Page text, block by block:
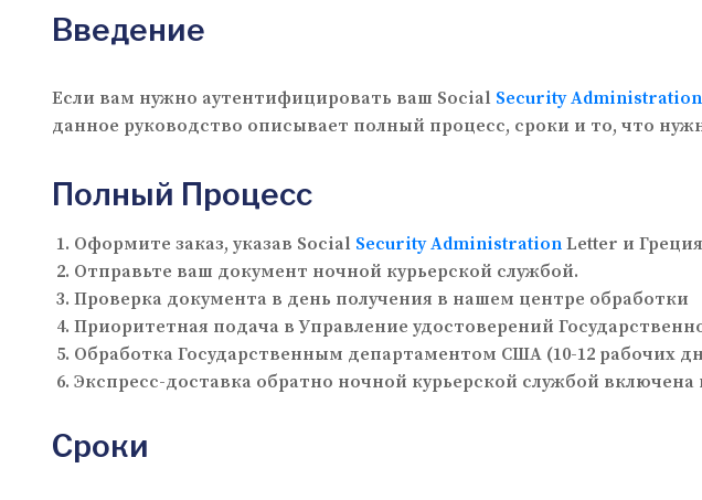
Введение
Если вам нужно аутентифицировать ваш Social Security Administration
данное руководство описывает полный процесс, сроки и то, что
Полный Процесс
Оформите заказ, указав Social Security Administration Letter и
Отправьте ваш документ ночной курьерской службой.
Проверка документа в день получения в нашем центре обработки
Приоритетная подача в Управление удостоверений
Обработка Государственным департаментом США (10-12 рабочих
Экспресс-доставка обратно ночной курьерской службой
Сроки